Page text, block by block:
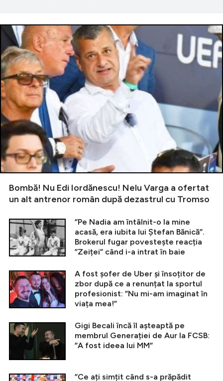
Bombă! Nu Edi Iordănescu! Nelu Varga a ofertat
un alt antrenor român după dezastrul cu Tromso
”Pe Nadia am întâlnit-o la mine
acasă, era iubita lui Ștefan Bănică”.
Brokerul fugar povestește reacția
”Zeiței” când i-a intrat în baie
A fost șofer de Uber și însoțitor de
zbor după ce a renunțat la sportul
profesionist: ”Nu mi-am imaginat în
viața mea!”
Gigi Becali încă îl așteaptă pe
membrul Generației de Aur la FCSB:
”A fost ideea lui MM”
”Ce ați simțit când s-a prăpădit